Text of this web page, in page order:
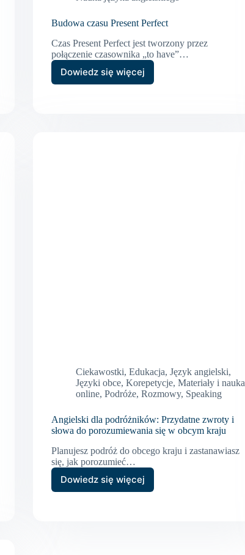
Budowa czasu Present Perfect
Czas Present Perfect jest tworzony przez
połączenie czasownika „to have”…
Dowiedz się więcej
Budowa
Ciekawostki,Edukacja,Język angielski,
Języki obce,Korepetycje,Materiały i nauka
online,Podróże,Rozmowy, Speaking
Angielski dla podróżników: Przydatne zwroty i
słowa do porozumiewania się w obcym kraju
Planujesz podróż do obcego kraju i zastanawiasz
się, jak porozumieć…
Dowiedz się więcej
Angielski